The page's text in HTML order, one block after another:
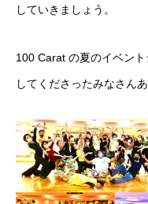
何でも質問!!!
楽しい情報満載!!!
クラススケジュ
していきましょう。
100 Carat の夏のイベン
してくださったみなさん